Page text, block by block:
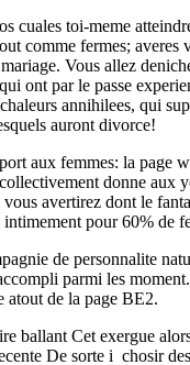
cuales toi-meme
comme fermes; averes
Vous allez
ont par le passe
annihilees, qui
auront divorce!
aux femmes: la page
donne aux
vous avertirez dont le
intimement pour 60% de
de personnalite
parmi les
atout de la page BE2.
ballant Cet exergue
De sorte i chosir